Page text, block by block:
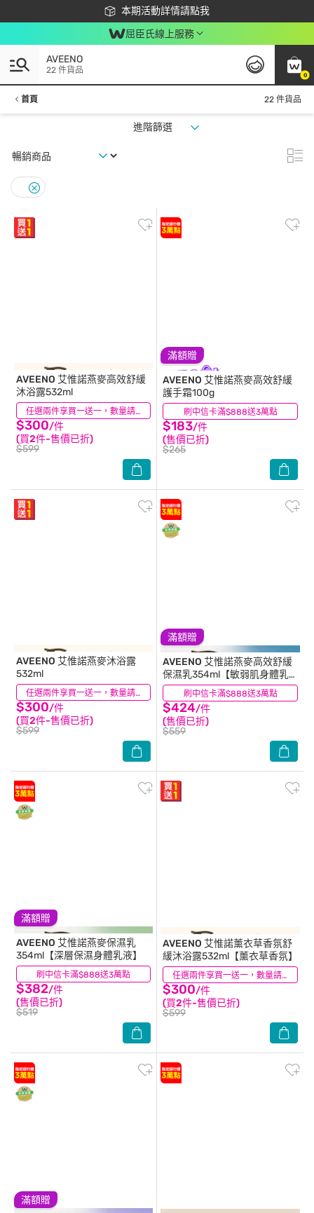
本期活動詳情請點我
下載app最高回饋$350
屈臣氏線上服務
0
AVEENO
22 件貨品
首頁 22 件貨品
進階篩選
任選兩件享買一送一，數量請選2件
AVEENO 艾惟諾燕麥高效舒緩
沐浴露532ml
$300/件
(買2件-售價已折)
$599
(63)
滿額贈
刷中信卡滿$888送3萬點
AVEENO 艾惟諾燕麥高效舒緩
護手霜100g
$183/件
(售價已折)
$265
(84)
任選兩件享買一送一，數量請選2件
AVEENO 艾惟諾燕麥沐浴露
532ml
$300/件
(買2件-售價已折)
$599
(18)
滿額贈
刷中信卡滿$888送3萬點
AVEENO 艾惟諾燕麥高效舒緩
保濕乳354ml【敏弱肌身體乳
液】
$424/件
(售價已折)
$559
(57)
滿額贈
刷中信卡滿$888送3萬點
AVEENO 艾惟諾燕麥保濕乳
354ml【深層保濕身體乳液】
$382/件
(售價已折)
$519
(48) 任選兩件享買一送一，數量請選2件
AVEENO 艾惟諾薰衣草香氛舒
緩沐浴露532ml【薰衣草香氛】
$300/件
(買2件-售價已折)
$599
(20)
滿額贈